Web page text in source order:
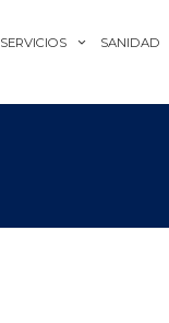
SERVICIOS SANIDAD